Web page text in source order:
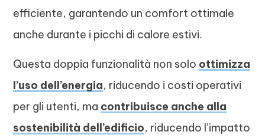
efficiente, garantendo un comfort ottimale
anche durante i picchi di calore estivi.
Questa doppia funzionalità non solo ottimizza
l’uso dell’energia, riducendo i costi operativi
per gli utenti, ma contribuisce anche alla
sostenibilità dell’edificio, riducendo l’impatto